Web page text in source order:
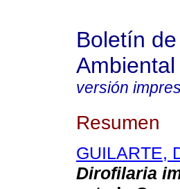
Boletín
Ambiental
versión
Resumen
GUILARTE,
Dirofilaria